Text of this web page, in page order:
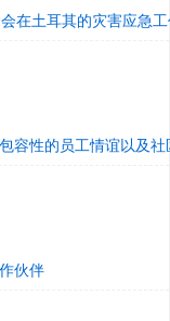
在土耳其的灾害应急
容性的员工情谊以及社
伙伴